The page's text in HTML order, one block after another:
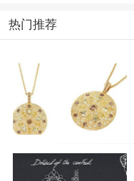
热门推荐